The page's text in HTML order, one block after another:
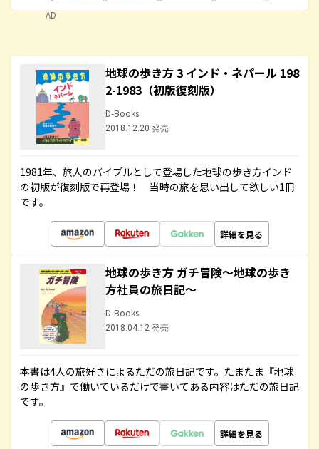
AD
地球の歩き方 3 インド・ネパール 198
2-1983（初版復刻版）
D-Books
2018.12.20 発売
1981年、旅人のバイブルとして登場した地球の歩き方インド
の初版が復刻版で再登場！ 当時の旅を思い出して欲しい1冊
です。
詳細を見る
地球の歩き方 ガチ冒険～地球の歩き
方社員の旅日記～
D-Books
2018.04.12 発売
本書は4人の旅好きによるただの旅日記です。たまたま『地球
の歩き方』で働いているだけで書いてある内容はただの旅日記
です。
詳細を見る